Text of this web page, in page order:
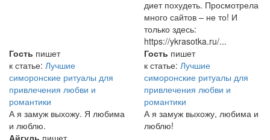
диет похудеть. Просмотрела
много сайтов – не то! И
только здесь:
https://ykrasotka.ru/...
Гость пишет
к статье: Лучшие
симоронские ритуалы для
привлечения любви и
романтики
А я замуж выхожу. Я любима
и люблю.
Гость пишет
к статье: Лучшие
симоронские ритуалы для
привлечения любви и
романтики
А я замуж выхожу, любима и
люблю!